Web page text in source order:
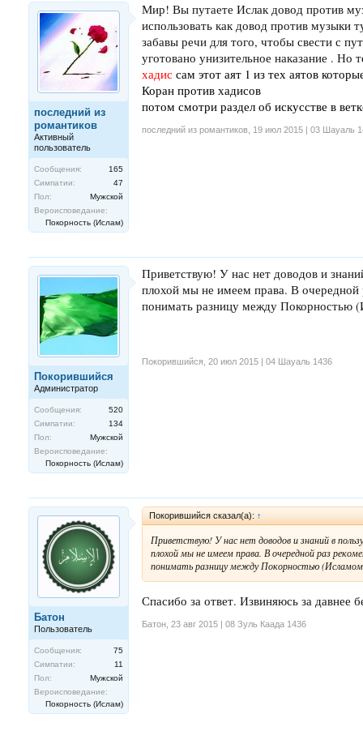
последний из
романтиков
Активный
пользователь
Сообщения:
165
Симпатии:
47
Пол:
Мужской
Вероисповедание:
Покорность (Ислам)
Мир! Вы путаете Ислак довод против
использовать как довод против музыки
забавы речи для того, чтобы свести с
уготовано унизительное наказание . Но
хадис сам этот аят 1 из тех аятов
Коран против хадисов
потом смотри раздел об искусстве в
последний из романтиков 19 июл 2015 | 03 Шауаль
Покорившийся
Администратор
Сообщения:
520
Симпатии:
134
Пол:
Мужской
Вероисповедание:
Покорность (Ислам)
Приветствую! У нас нет доводов и
плохой мы не имеем права. В очередной
понимать разницу между Покорностью
Покорившийся 20 июл 2015 | 04 Шауаль 1436
Батон
Пользователь
Сообщения:
75
Симпатии:
11
Пол:
Мужской
Вероисповедание:
Покорность (Ислам)
Покорившийся сказал(а): ↑
Приветствую! У нас нет доводов и знаний в
плохой мы не имеем права. В очередной раз
понимать разницу между Покорностью
Спасибо за ответ. Извиняюсь за давнее
Батон 23 авг 2015 | 08 Зуль Каада 1436